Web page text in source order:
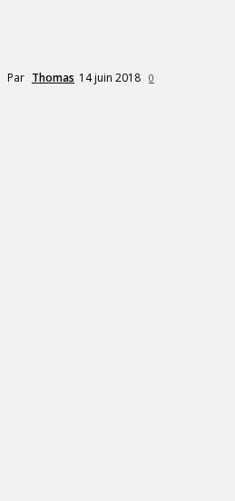
Par Thomas 14 juin 2018 0